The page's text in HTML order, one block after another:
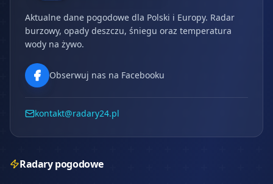
Aktualne dane pogodowe dla Polski i Europy. Radar
burzowy, opady deszczu, śniegu oraz temperatura
wody na żywo.
Obserwuj nas na Facebooku
kontakt@radary24.pl
Radary pogodowe